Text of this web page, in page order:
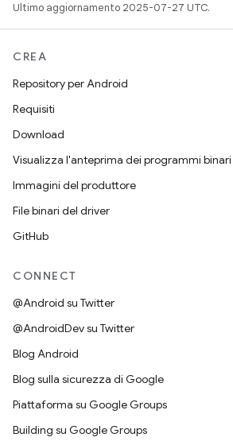
Ultimo aggiornamento 2025-07-27 UTC.
CREA
Repository per Android
Requisiti
Download
Visualizza l'anteprima dei programmi binari
Immagini del produttore
File binari del driver
GitHub
CONNECT
@Android su Twitter
@AndroidDev su Twitter
Blog Android
Blog sulla sicurezza di Google
Piattaforma su Google Groups
Building su Google Groups